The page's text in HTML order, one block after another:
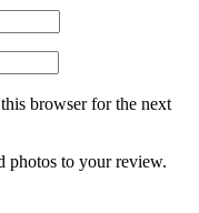
browser for the next
photos to your review.